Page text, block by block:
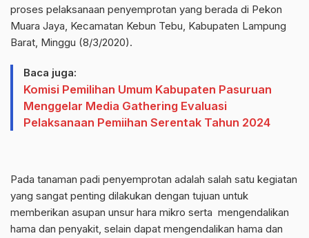
proses pelaksanaan penyemprotan yang berada di Pekon
Muara Jaya, Kecamatan Kebun Tebu, Kabupaten Lampung
Barat, Minggu (8/3/2020).
Baca juga:
Komisi Pemilihan Umum Kabupaten Pasuruan
Menggelar Media Gathering Evaluasi
Pelaksanaan Pemiihan Serentak Tahun 2024
Pada tanaman padi penyemprotan adalah salah satu kegiatan
yang sangat penting dilakukan dengan tujuan untuk
memberikan asupan unsur hara mikro serta mengendalikan
hama dan penyakit, selain dapat mengendalikan hama dan